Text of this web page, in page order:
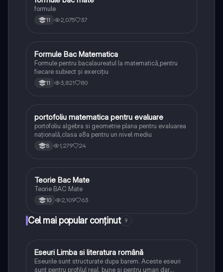
formule
11 2,075 37
Matematică
Formule Bac Matematica
Formule pentru bacalaureatul la matematică,pentru
fiecare subiect și exercițiu
11 3,821 80
Matematică
portofoliu matematica pentru evaluare
portofoliu algebra si geometrie plana pentru evaluarea
națională,clasa a8a pentru un nivel mediu
8 1,279 24
Matematică
Teorie Bac Mate
Teorie BAC Mate
10 2,109 63
Cel mai popular conținut 9
Limba și literatura română
Eseuri Limba si literatura română
Eseurile sunt structurate dupa barem. Aceste eseuri
sunt pentru profilul real, bune si pentru uman dar